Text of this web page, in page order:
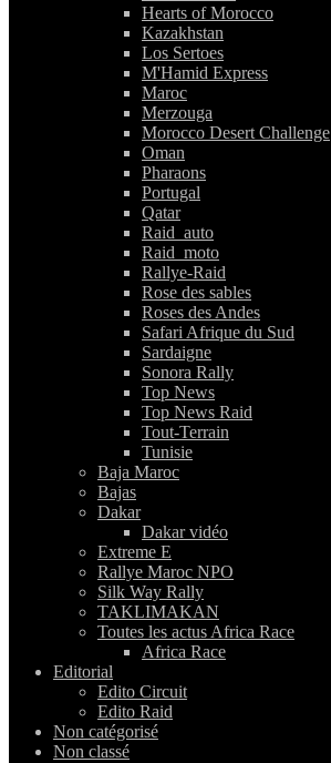
Hearts of Morocco
Kazakhstan
Los Sertoes
M'Hamid Express
Maroc
Merzouga
Morocco Desert Challenge
Oman
Pharaons
Portugal
Qatar
Raid_auto
Raid_moto
Rallye-Raid
Rose des sables
Roses des Andes
Safari Afrique du Sud
Sardaigne
Sonora Rally
Top News
Top News Raid
Tout-Terrain
Tunisie
Baja Maroc
Bajas
Dakar
Dakar vidéo
Extreme E
Rallye Maroc NPO
Silk Way Rally
TAKLIMAKAN
Toutes les actus Africa Race
Africa Race
Editorial
Edito Circuit
Edito Raid
Non catégorisé
Non classé